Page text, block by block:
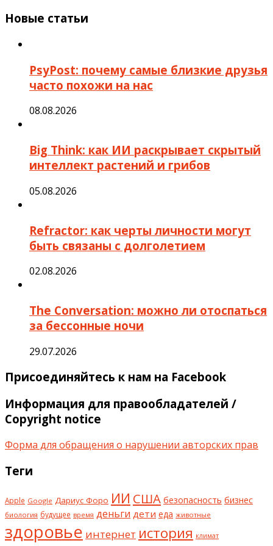
Новые статьи
PsyPost: почему самые близкие друзья
часто похожи на нас
08.08.2026
Big Think: как ИИ раскрывает скрытый
интеллект растений и грибов
05.08.2026
Refractor: как черты личности могут
быть связаны с долголетием
02.08.2026
The Conversation: можно ли отоспаться
за бессонные ночи
29.07.2026
Присоединяйтесь к нам на Facebook
Информация для правообладателей /
Copyright notice
Форма для обращения о нарушении авторских прав
Теги
Apple Google Дариус Форо ИИ США безопасность бизнес
биология будущее время деньги дети еда животные
здоровье интернет история климат